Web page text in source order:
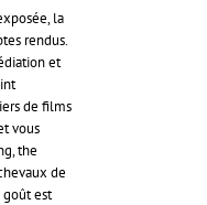
la
rendus.
et
de films
vous
the
de
goût est